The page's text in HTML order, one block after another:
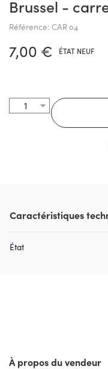
Brussel -
Référence: CAR 04
7,00 € ÉTAT NEUF
Caractéristiques
État
À propos du vendeur